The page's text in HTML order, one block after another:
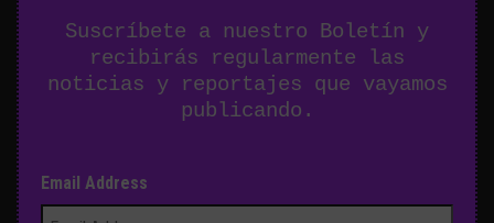
Suscríbete a nuestro Boletín y
recibirás regularmente las
noticias y reportajes que vayamos
publicando.
Email Address